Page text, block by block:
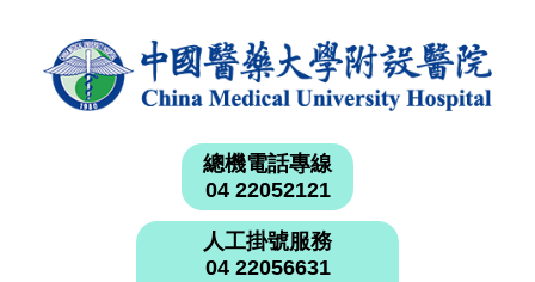
總機電話專線
04 22052121
人工掛號服務
04 22056631